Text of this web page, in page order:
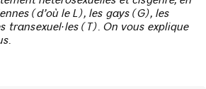
(d’où le L), les gays (G), les
transexuel·les (T). On vous explique